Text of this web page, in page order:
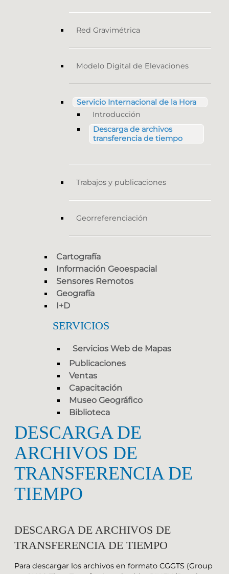
Red Gravimétrica
Modelo Digital de Elevaciones
Servicio Internacional de la Hora
Introducción
Descarga de archivos
transferencia de tiempo
Trabajos y publicaciones
Georreferenciación
Cartografía
Información Geoespacial
Sensores Remotos
Geografía
I+D
SERVICIOS
Servicios Web de Mapas
Publicaciones
Ventas
Capacitación
Museo Geográfico
Biblioteca
DESCARGA DE
ARCHIVOS DE
TRANSFERENCIA DE
TIEMPO
DESCARGA DE ARCHIVOS DE
TRANSFERENCIA DE TIEMPO
Para descargar los archivos en formato CGGTS (Group